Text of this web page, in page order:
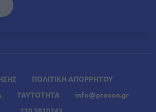
ΠΟΛΙΤΙΚΗ ΑΠΟΡΡΗΤΟΥ
ΤΑΥΤΟΤΗΤΑ
info@proson.gr